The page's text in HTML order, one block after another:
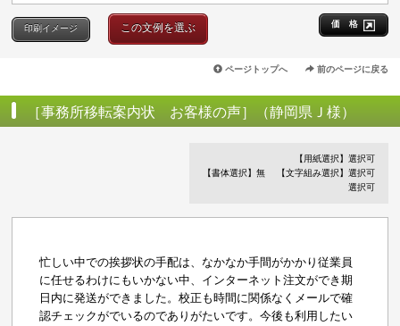
価 格
印刷イメージ この文例を選ぶ
ページトップへ 前のページに戻る
［事務所移転案内状 お客様の声］（静岡県Ｊ様）
【用紙選択】選択可
【書体選択】無
【文字組み選択】選択可
選択可
忙しい中での挨拶状の手配は、なかなか手間がかかり従業員
に任せるわけにもいかない中、インターネット注文ができ期
日内に発送ができました。校正も時間に関係なくメールで確
認チェックがでいるのでありがたいです。今後も利用したい